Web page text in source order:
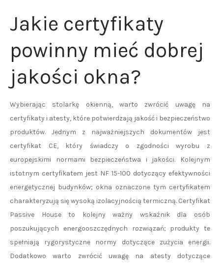
Jakie certyfikaty
powinny mieć dobrej
jakości okna?
Wybierając stolarkę okienną, warto zwrócić uwagę na
certyfikaty i atesty, które potwierdzają jakość i bezpieczeństwo
produktów. Jednym z najważniejszych dokumentów jest
certyfikat CE, który świadczy o zgodności wyrobu z
europejskimi normami bezpieczeństwa i jakości. Kolejnym
istotnym certyfikatem jest NF 15-100 dotyczący efektywności
energetycznej budynków; okna oznaczone tym certyfikatem
charakteryzują się wysoką izolacyjnością termiczną. Certyfikat
Passive House to kolejny ważny wskaźnik dla osób
poszukujących energooszczędnych rozwiązań; produkty te
spełniają rygorystyczne normy dotyczące zużycia energii.
Dodatkowo warto zwrócić uwagę na atesty dotyczące